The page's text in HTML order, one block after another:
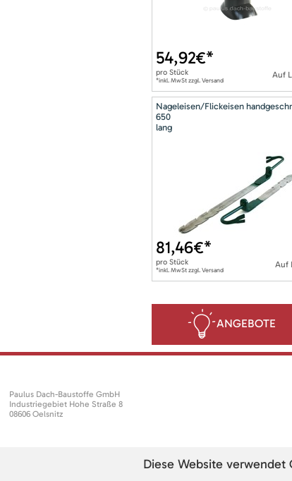
Auf
54,92€*
pro Stück
*inkl. MwSt zzgl. Versand
Nageleisen/Flickeisen
650
lang
Auf
81,46€*
pro Stück
*inkl. MwSt zzgl. Versand
ANGEBOTE
Paulus Dach-Baustoffe GmbH
Industriegebiet Hohe Straße 8
08606 Oelsnitz
Diese Website verwendet